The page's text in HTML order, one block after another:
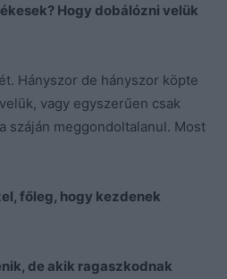
Hogy dobálózni velük
Hányszor de hányszor köpte
vagy egyszerűen csak
száján meggondoltalanul. Most
főleg, hogy kezdenek
de akik ragaszkodnak